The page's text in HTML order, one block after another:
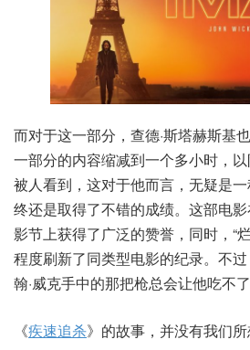
而对于这一部分，查德·斯塔赫斯基
一部分的内容缩减到一个多小时，
被人看到，这对于他而言，无疑是
终还是取得了不错的成绩。这部电影
影节上获得了广泛的赞誉，同时，“
程度刷新了同类型电影的纪录。不
翰·威克手中的那把枪总会让他吃不了
《疾速追杀》的故事，并没有我们所